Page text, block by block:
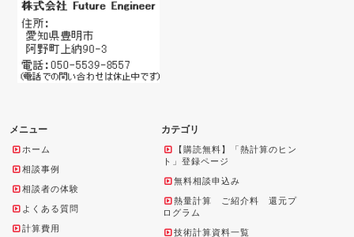
メニュー
ホーム
相談事例
相談者の体験
よくある質問
計算費用
カテゴリ
【購読無料】「熱計算のヒン
ト」登録ページ
無料相談申込み
熱量計算 ご紹介料 還元プ
ログラム
技術計算資料一覧